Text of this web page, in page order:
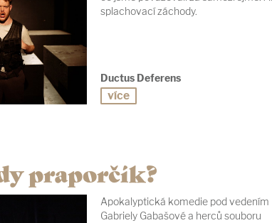
splachovací záchody.
Ductus Deferens
více
praporčík?
Apokalyptická komedie pod vedením
Gabriely Gabašové a herců souboru